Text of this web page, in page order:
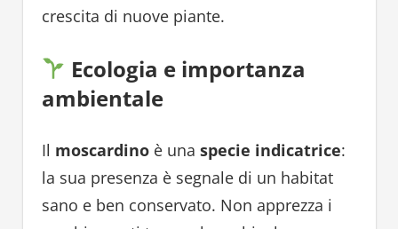
crescita di nuove piante.
Ecologia e importanza
ambientale
Il moscardinoè una specie indicatrice:
la sua presenza è segnale di un habitat
sano e ben conservato. Non apprezza i